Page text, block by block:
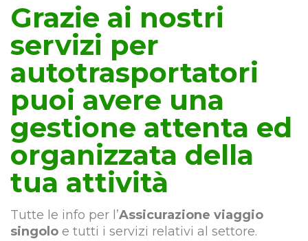
Grazie ai nostri
servizi per
autotrasportatori
puoi avere una
gestione attenta ed
organizzata della
tua attività
Tutte le info per l’Assicurazione viaggio
singolo e tutti i servizi relativi al settore.